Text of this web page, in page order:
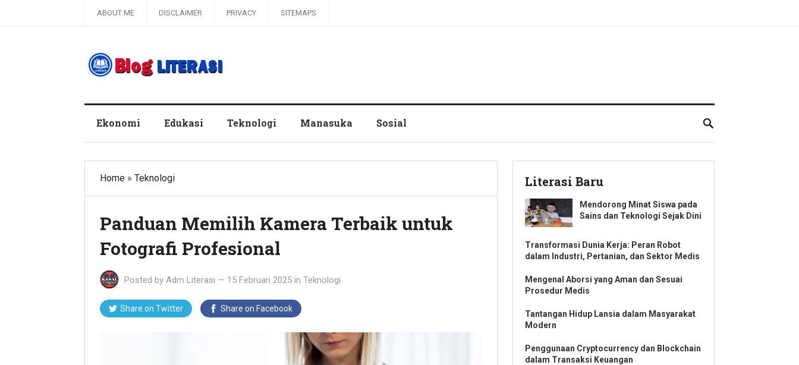
ABOUT ME DISCLAIMER PRIVACY SITEMAPS
Ekonomi Edukasi Teknologi Manasuka Sosial
Home » Teknologi
Panduan Memilih Kamera Terbaik untuk
Fotografi Profesional
Posted by Adm Literasi — 15 Februari 2025 in Teknologi
Share on Twitter Share on Facebook
Literasi Baru
Mendorong Minat Siswa pada
Sains dan Teknologi Sejak Dini
Transformasi Dunia Kerja: Peran Robot
dalam Industri, Pertanian, dan Sektor Medis
Mengenal Aborsi yang Aman dan Sesuai
Prosedur Medis
Tantangan Hidup Lansia dalam Masyarakat
Modern
Penggunaan Cryptocurrency dan Blockchain
dalam Transaksi Keuangan